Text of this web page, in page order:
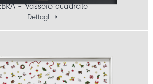
– Vassoio quadrato
Dettagli